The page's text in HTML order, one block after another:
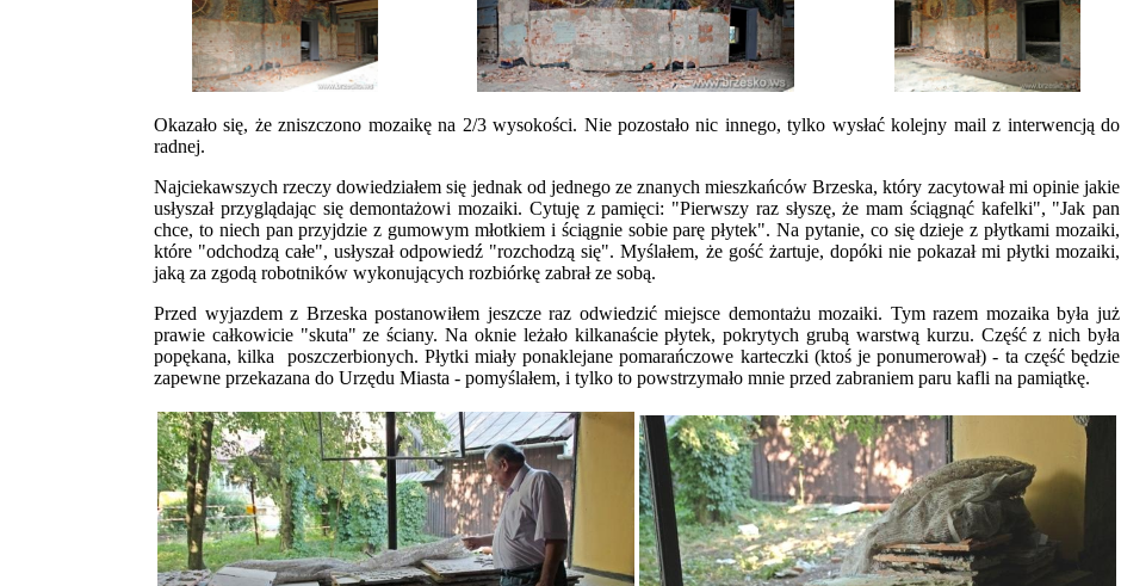
Okazało się, że zniszczono mozaikę na 2/3 wysokości. Nie pozostało nic innego, tylko wysłać kolejny mail z interwencją do
radnej.
Najciekawszych rzeczy dowiedziałem się jednak od jednego ze znanych mieszkańców Brzeska, który zacytował mi opinie jakie
usłyszał przyglądając się demontażowi mozaiki. Cytuję z pamięci: "Pierwszy raz słyszę, że mam ściągnąć kafelki", "Jak pan
chce, to niech pan przyjdzie z gumowym młotkiem i ściągnie sobie parę płytek". Na pytanie, co się dzieje z płytkami mozaiki,
które "odchodzą całe", usłyszał odpowiedź "rozchodzą się". Myślałem, że gość żartuje, dopóki nie pokazał mi płytki mozaiki,
jaką za zgodą robotników wykonujących rozbiórkę zabrał ze sobą.
Przed wyjazdem z Brzeska postanowiłem jeszcze raz odwiedzić miejsce demontażu mozaiki. Tym razem mozaika była już
prawie całkowicie "skuta" ze ściany. Na oknie leżało kilkanaście płytek, pokrytych grubą warstwą kurzu. Część z nich była
popękana, kilka poszczerbionych. Płytki miały ponaklejane pomarańczowe karteczki (ktoś je ponumerował) - ta część będzie
zapewne przekazana do Urzędu Miasta - pomyślałem, i tylko to powstrzymało mnie przed zabraniem paru kafli na pamiątkę.